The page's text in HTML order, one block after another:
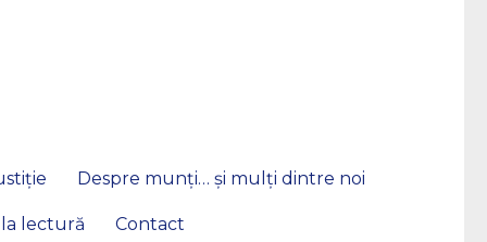
Despre munți… și mulți dintre noi
lectură Contact